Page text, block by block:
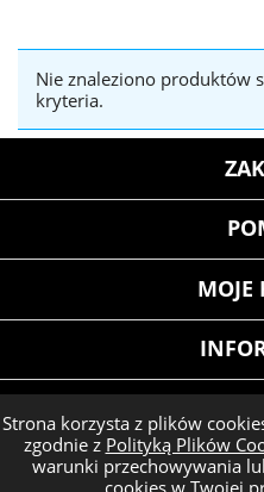
Strona korzysta z plików
zgodnie z Polityką Plików
warunki przechowywania
cookies w Twojej
Nie znaleziono produktów
kryteria.
MOJE
POKAŻ PEŁNĄ